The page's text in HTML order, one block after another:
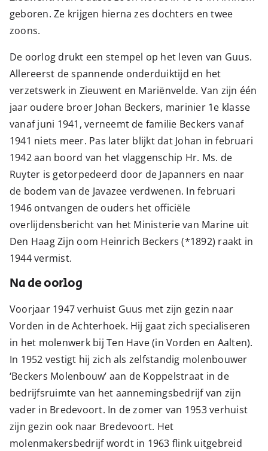
geboren. Ze krijgen hierna zes dochters en twee
zoons.
De oorlog drukt een stempel op het leven van Guus.
Allereerst de spannende onderduiktijd en het
verzetswerk in Zieuwent en Mariënvelde. Van zijn één
jaar oudere broer Johan Beckers, marinier 1e klasse
vanaf juni 1941, verneemt de familie Beckers vanaf
1941 niets meer. Pas later blijkt dat Johan in februari
1942 aan boord van het vlaggenschip Hr. Ms. de
Ruyter is getorpedeerd door de Japanners en naar
de bodem van de Javazee verdwenen. In februari
1946 ontvangen de ouders het officiële
overlijdensbericht van het Ministerie van Marine uit
Den Haag Zijn oom Heinrich Beckers (*1892) raakt in
1944 vermist.
Na de oorlog
Voorjaar 1947 verhuist Guus met zijn gezin naar
Vorden in de Achterhoek. Hij gaat zich specialiseren
in het molenwerk bij Ten Have (in Vorden en Aalten).
In 1952 vestigt hij zich als zelfstandig molenbouwer
‘Beckers Molenbouw’ aan de Koppelstraat in de
bedrijfsruimte van het aannemingsbedrijf van zijn
vader in Bredevoort. In de zomer van 1953 verhuist
zijn gezin ook naar Bredevoort. Het
molenmakersbedrijf wordt in 1963 flink uitgebreid